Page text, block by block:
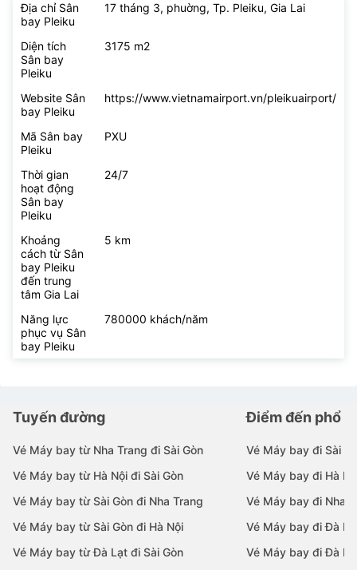
Địa chỉ Sân
bay Pleiku
17 tháng 3, phuờng, Tp. Pleiku, Gia Lai
Diện tích
Sân bay
Pleiku
3175 m2
Website Sân
bay Pleiku
https://www.vietnamairport.vn/pleikuairport/
Mã Sân bay
Pleiku
PXU
Thời gian
hoạt động
Sân bay
Pleiku
24/7
Khoảng
cách từ Sân
bay Pleiku
đến trung
tâm Gia Lai
5 km
Năng lực
phục vụ Sân
bay Pleiku
780000 khách/năm
Tuyến đường
Vé Máy bay từ Nha Trang đi Sài Gòn
Vé Máy bay từ Hà Nội đi Sài Gòn
Vé Máy bay từ Sài Gòn đi Nha Trang
Vé Máy bay từ Sài Gòn đi Hà Nội
Vé Máy bay từ Đà Lạt đi Sài Gòn
Điểm đến phổ
Vé Máy bay đi Sài
Vé Máy bay đi Hà
Vé Máy bay đi Nha
Vé Máy bay đi Đà
Vé Máy bay đi Đà